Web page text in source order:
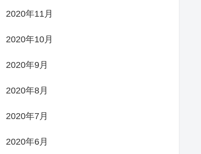
2020年11月
2020年10月
2020年9月
2020年8月
2020年7月
2020年6月